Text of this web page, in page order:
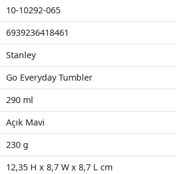
10-10292-065
6939236418461
Stanley
Go Everyday Tumbler
290 ml
Açık Mavi
230 g
12,35 H x 8,7 W x 8,7 L cm